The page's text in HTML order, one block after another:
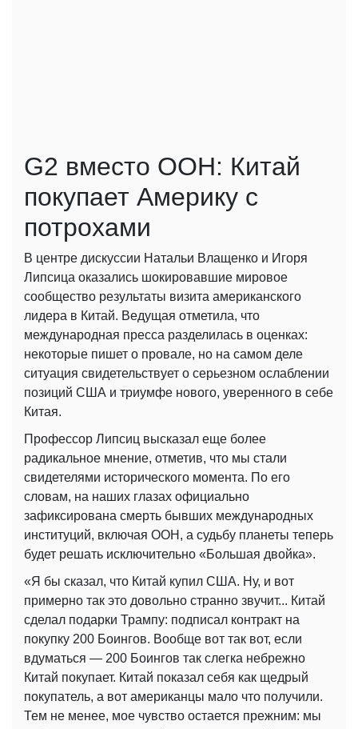
G2 вместо ООН: Китай
покупает Америку с
потрохами
В центре дискуссии Натальи Влащенко и Игоря
Липсица оказались шокировавшие мировое
сообщество результаты визита американского
лидера в Китай. Ведущая отметила, что
международная пресса разделилась в оценках:
некоторые пишет о провале, но на самом деле
ситуация свидетельствует о серьезном ослаблении
позиций США и триумфе нового, уверенного в себе
Китая.
Профессор Липсиц высказал еще более
радикальное мнение, отметив, что мы стали
свидетелями исторического момента. По его
словам, на наших глазах официально
зафиксирована смерть бывших международных
институций, включая ООН, а судьбу планеты теперь
будет решать исключительно «Большая двойка».
«Я бы сказал, что Китай купил США. Ну, и вот
примерно так это довольно странно звучит... Китай
сделал подарки Трампу: подписал контракт на
покупку 200 Боингов. Вообще вот так вот, если
вдуматься — 200 Боингов так слегка небрежно
Китай покупает. Китай показал себя как щедрый
покупатель, а вот американцы мало что получили.
Тем не менее, мое чувство остается прежним: мы